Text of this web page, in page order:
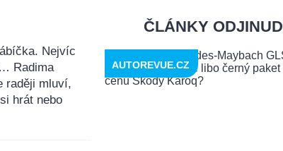
Nejvíc
Radima
raději mluví,
hrát nebo
ČLÁNKY ODJINUD
AUTOREVUE.CZ